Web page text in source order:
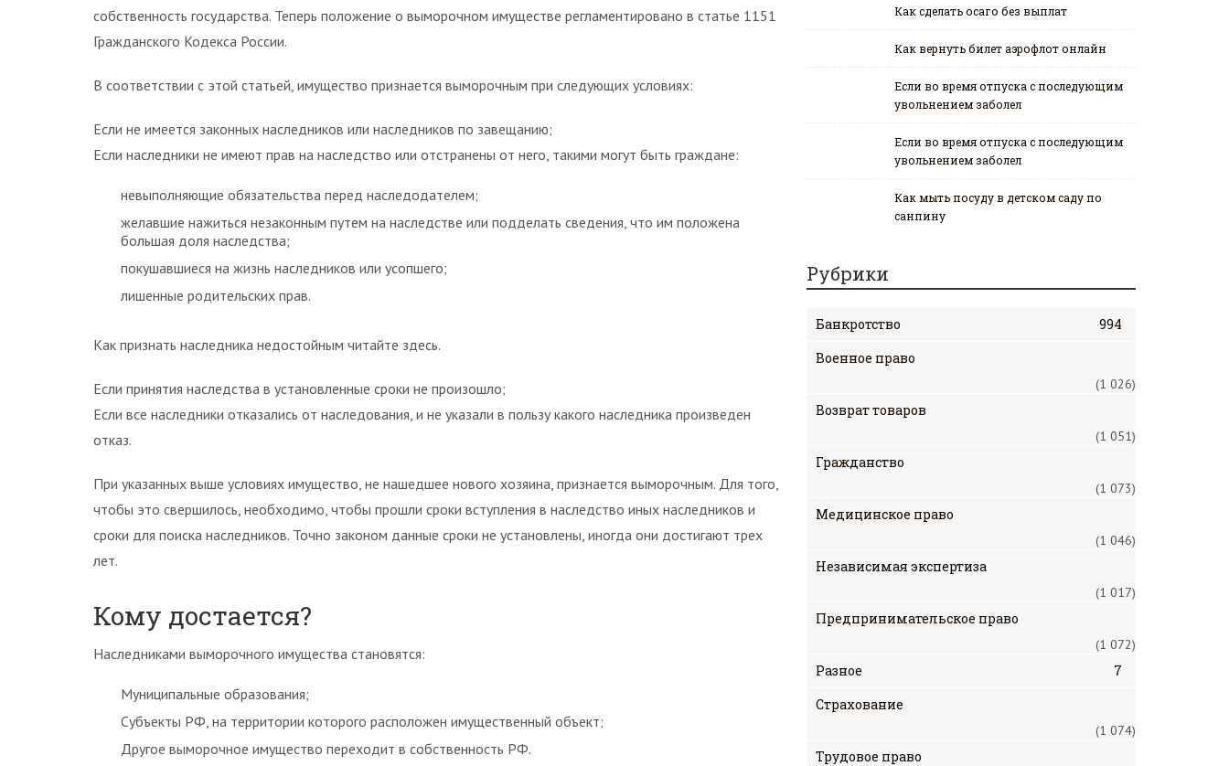
собственность государства. Теперь положение о выморочном имуществе регламентировано в статье 1151
Гражданского Кодекса России.
В соответствии с этой статьей, имущество признается выморочным при следующих условиях:
Если не имеется законных наследников или наследников по завещанию;
Если наследники не имеют прав на наследство или отстранены от него, такими могут быть граждане:
невыполняющие обязательства перед наследодателем;
желавшие нажиться незаконным путем на наследстве или подделать сведения, что им положена
большая доля наследства;
покушавшиеся на жизнь наследников или усопшего;
лишенные родительских прав.
Как признать наследника недостойным читайте здесь.
Если принятия наследства в установленные сроки не произошло;
Если все наследники отказались от наследования, и не указали в пользу какого наследника произведен
отказ.
При указанных выше условиях имущество, не нашедшее нового хозяина, признается выморочным. Для того,
чтобы это свершилось, необходимо, чтобы прошли сроки вступления в наследство иных наследников и
сроки для поиска наследников. Точно законом данные сроки не установлены, иногда они достигают трех
лет.
Кому достается?
Наследниками выморочного имущества становятся:
Муниципальные образования;
Субъекты РФ, на территории которого расположен имущественный объект;
Другое выморочное имущество переходит в собственность РФ.
Как сделать осаго без выплат
Как вернуть билет аэрофлот онлайн
Если во время отпуска с последующим
увольнением заболел
Если во время отпуска с последующим
увольнением заболел
Как мыть посуду в детском саду по
санпину
Рубрики
Банкротство
994
Военное право
(1 026)
Возврат товаров
(1 051)
Гражданство
(1 073)
Медицинское право
(1 046)
Независимая экспертиза
(1 017)
Предпринимательское право
(1 072)
Разное
7
Страхование
(1 074)
Трудовое право